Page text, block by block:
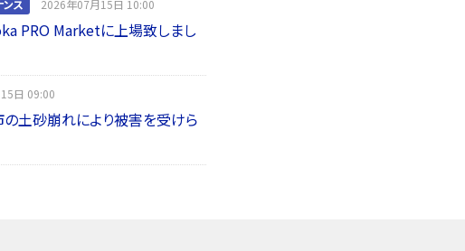
ンス 2026年07月15日 10:00
PRO Marketに上場致しまし
日 09:00
土砂崩れにより被害を受けら